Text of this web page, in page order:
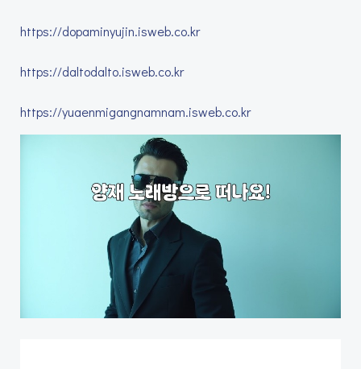
https://dopaminyujin.isweb.co.kr
https://daltodalto.isweb.co.kr
https://yuaenmigangnamnam.isweb.co.kr